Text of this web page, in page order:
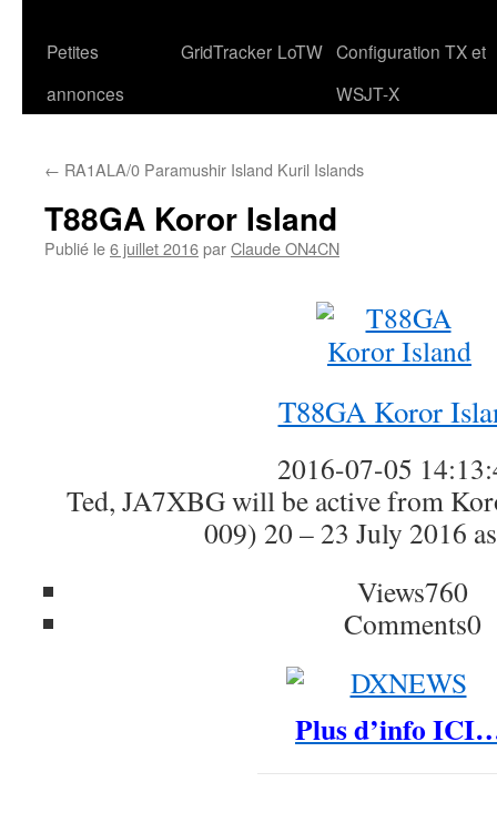
Petites
annonces
GridTracker LoTW Configuration TX et
WSJT-X
← RA1ALA/0 Paramushir Island Kuril Islands
T88GA Koror Island
Publié le6 juillet 2016parClaude ON4CN
T88GA Koror
2016-07-05
Ted, JA7XBG will be active from
009) 20 – 23 July 2016
Views760
Comments0
Plus d’info